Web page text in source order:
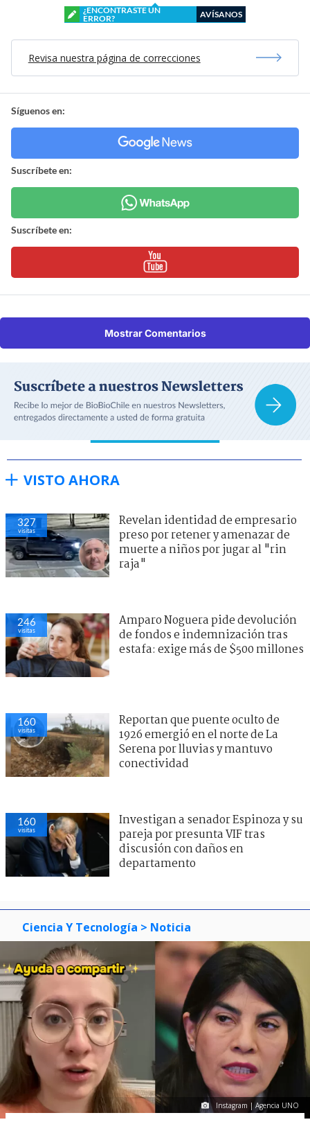
¿ENCONTRASTE UN
ERROR?
AVÍSANOS
Revisa nuestra página de correcciones
Síguenos en:
Suscríbete en:
Suscríbete en:
Mostrar Comentarios
VISTO AHORA
327
visitas
Revelan identidad de empresario
preso por retener y amenazar de
muerte a niños por jugar al "rin
raja"
246
visitas
Amparo Noguera pide devolución
de fondos e indemnización tras
estafa: exige más de $500 millones
160
visitas
Reportan que puente oculto de
1926 emergió en el norte de La
Serena por lluvias y mantuvo
conectividad
160
visitas
Investigan a senador Espinoza y su
pareja por presunta VIF tras
discusión con daños en
departamento
Ciencia Y Tecnología > Noticia
Instagram | Agencia UNO